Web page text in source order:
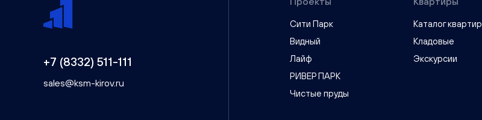
+7 (8332) 511-111
sales@ksm-kirov.ru
Сити Парк
Видный
Лайф
РИВЕР ПАРК
Чистые пруды
Каталог квартир
Кладовые
Экскурсии